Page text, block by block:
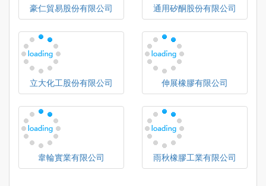
豪仁貿易股份有限公司 通用矽酮股份有限公司
立大化工股份有限公司 伸展橡膠有限公司
韋輪實業有限公司 雨秋橡膠工業有限公司